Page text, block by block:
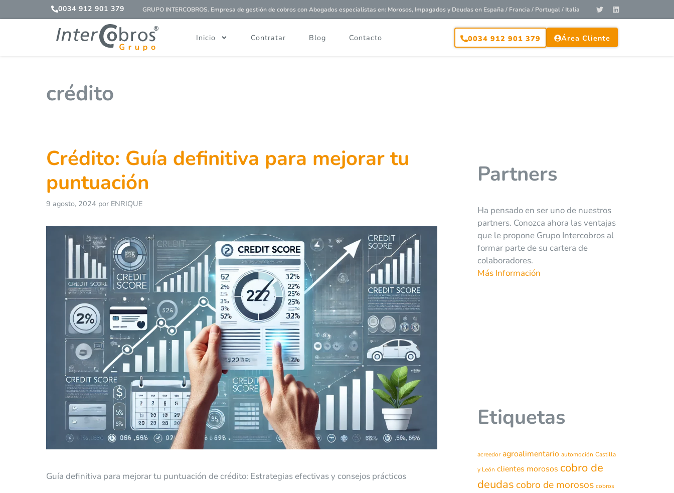
0034 912 901 379 GRUPO INTERCOBROS. Empresa de gestión de cobros conAbogados especialistasen: Morosos, Impagados y Deudas en España / Francia / Portugal / Italia
Inicio Contratar Blog Contacto 0034 912 901 379 Área Cliente
crédito
Crédito: Guía definitiva para mejorar tu
puntuación
9 agosto, 2024 por ENRIQUE
Guía definitiva para mejorar tu puntuación de crédito: Estrategias efectivas y consejos prácticos
Partners
Ha pensado en ser uno de nuestros
partners. Conozca ahora las ventajas
que le propone Grupo Intercobros al
formar parte de su cartera de
colaboradores.
Más Información
Etiquetas
acreedor agroalimentario automoción Castilla
y León clientes morosos cobro de
deudas cobro de morosos cobros